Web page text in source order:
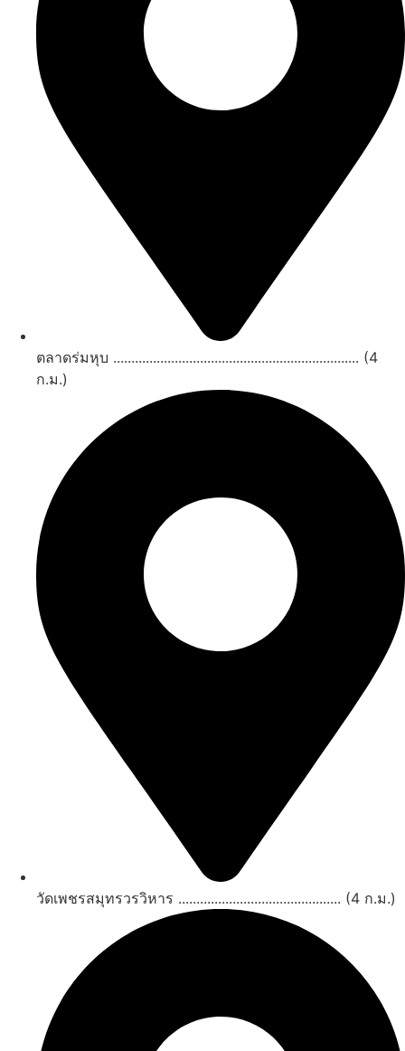
ตลาดร่มหุบ .................................................................... (4
ก.ม.)
วัดเพชรสมุทรวรวิหาร ............................................. (4 ก.ม.)